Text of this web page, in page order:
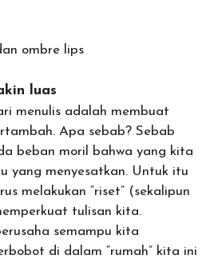
ombre lips
luas
menulis adalah membuat
Apa sebab? Sebab
beban moril bahwa yang kita
yang menyesatkan. Untuk itu
melakukan “riset” (sekalipun
tulisan kita.
semampu kita
di dalam “rumah” kita ini